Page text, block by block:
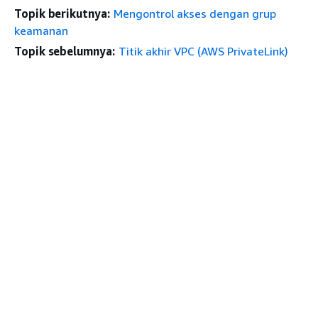
Topik berikutnya: Mengontrol akses dengan grup
keamanan
Topik sebelumnya: Titik akhir VPC (AWS PrivateLink)